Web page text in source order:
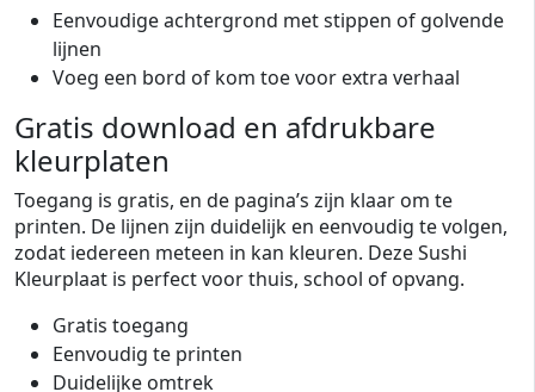
Eenvoudige achtergrond met stippen of golvende
lijnen
Voeg een bord of kom toe voor extra verhaal
Gratis download en afdrukbare
kleurplaten
Toegang is gratis, en de pagina’s zijn klaar om te
printen. De lijnen zijn duidelijk en eenvoudig te volgen,
zodat iedereen meteen in kan kleuren. Deze Sushi
Kleurplaat is perfect voor thuis, school of opvang.
Gratis toegang
Eenvoudig te printen
Duidelijke omtrek